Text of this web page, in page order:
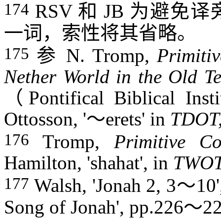
174 RSV 和 JB 为避免译
一词，索性将其省略。
175 参 N. Tromp,
Nether World in the Old
（ Pontifical Biblical
Ottosson, '～erets' in
176 Tromp, Primitive
Hamilton, 'shahat', in
177 Walsh, 'Jonah 2, 3～
Song of Jonah', pp.226～